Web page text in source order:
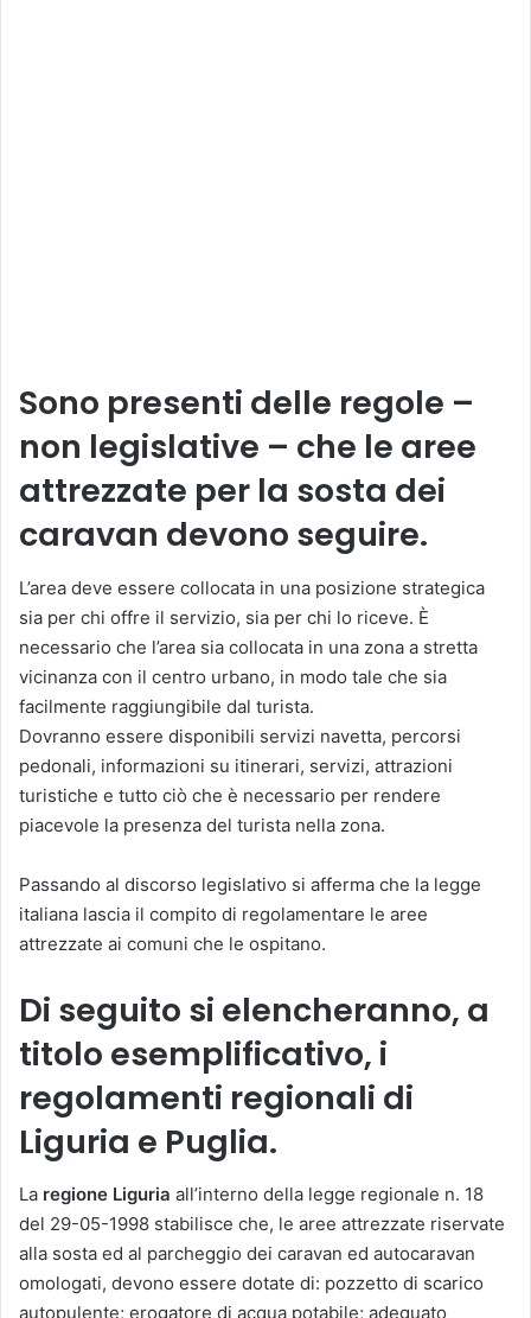
Sono presenti delle regole –
non legislative – che le aree
attrezzate per la sosta dei
caravan devono seguire.
L’area deve essere collocata in una posizione strategica
sia per chi offre il servizio, sia per chi lo riceve. È
necessario che l’area sia collocata in una zona a stretta
vicinanza con il centro urbano, in modo tale che sia
facilmente raggiungibile dal turista.
Dovranno essere disponibili servizi navetta, percorsi
pedonali, informazioni su itinerari, servizi, attrazioni
turistiche e tutto ciò che è necessario per rendere
piacevole la presenza del turista nella zona.
Passando al discorso legislativo si afferma che la legge
italiana lascia il compito di regolamentare le aree
attrezzate ai comuni che le ospitano.
Di seguito si elencheranno, a
titolo esemplificativo, i
regolamenti regionali di
Liguria e Puglia.
La regione Liguria all’interno della legge regionale n. 18
del 29-05-1998 stabilisce che, le aree attrezzate riservate
alla sosta ed al parcheggio dei caravan ed autocaravan
omologati, devono essere dotate di: pozzetto di scarico
autopulente; erogatore di acqua potabile; adeguato